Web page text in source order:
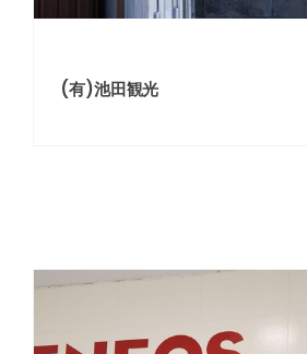
(有)池田観光